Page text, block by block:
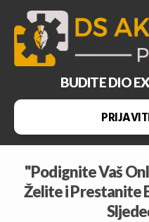
BUDITE DIO
"Podignite Vaš
Želite i Prestanite